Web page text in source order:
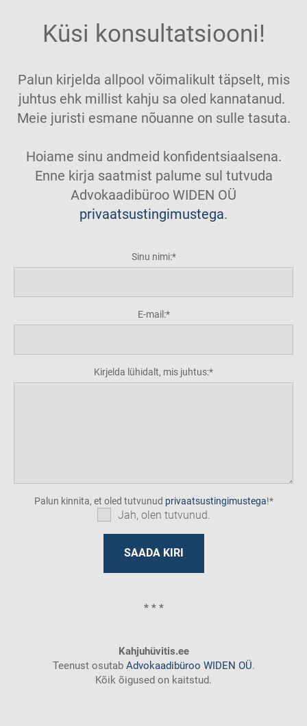
Küsi konsultatsiooni!
Palun kirjelda allpool võimalikult täpselt, mis
juhtus ehk millist kahju sa oled kannatanud.
Meie juristi esmane nõuanne on sulle tasuta.
Hoiame sinu andmeid konfidentsiaalsena.
Enne kirja saatmist palume sul tutvuda
Advokaadibüroo WIDEN OÜ
privaatsustingimustega.
Sinu nimi:
E-mail:
Kirjelda lühidalt, mis juhtus:
Palun kinnita, et oled tutvunud privaatsustingimustega!
Jah, olen tutvunud.
* * *
Kahjuhüvitis.ee
Teenust osutabAdvokaadibüroo WIDEN OÜ.
Kõik õigused on kaitstud.